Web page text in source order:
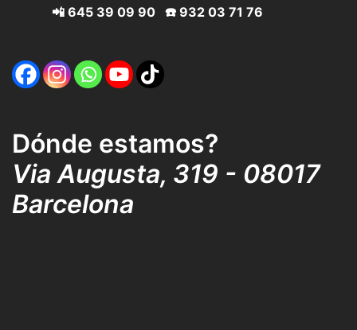
📲 645 39 09 90 ☎️ 932 03 71 76
Dónde estamos?
Via Augusta, 319 - 08017
Barcelona